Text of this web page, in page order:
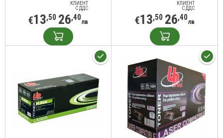
КЛИЕНТ
С ДДС
€13,50 26,40лв
КЛИЕНТ
С ДДС
€13,50 26,40лв